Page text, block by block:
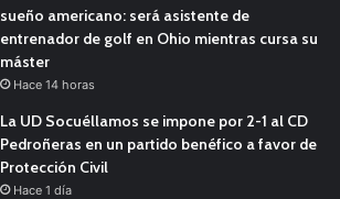
sueño americano: será asistente de
entrenador de golf en Ohio mientras cursa su
máster
Hace 14 horas
La UD Socuéllamos se impone por 2-1 al CD
Pedroñeras en un partido benéfico a favor de
Protección Civil
Hace 1 día